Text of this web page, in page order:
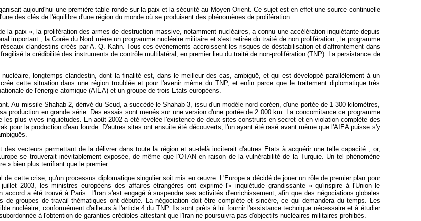
aujourd'hui une première table ronde sur la paix et la sécurité au Moyen-Orient. Ce sujet est en effet une source continuelle
des clés de l'équilibre d'une région du monde où se produisent des phénomènes de prolifération.
la paix », la prolifération des armes de destruction massive, notamment nucléaires, a connu une accélération inquiétante depuis
important ; la Corée du Nord mène un programme nucléaire militaire et s'est retirée du traité de non prolifération ; le programme
clandestins créés par A. Q. Kahn. Tous ces événements accroissent les risques de déstabilisation et d'affrontement dans
la crédibilité des instruments de contrôle multilatéral, en premier lieu du traité de non-prolifération (TNP). La persistance de
longtemps clandestin, dont la finalité est, dans le meilleur des cas, ambiguë, et qui est développé parallèlement à un
cette situation dans une région troublée et pour l'avenir même du TNP, et enfin parce que le traitement diplomatique très
de l'énergie atomique (AIEA) et un groupe de trois Etats européens.
Au missile Shahab-2, dérivé du Scud, a succédé le Shahab-3, issu d'un modèle nord-coréen, d'une portée de 1 300 kilomètres,
production en grande série. Des essais sont menés sur une version d'une portée de 2 000 km. La concomitance ce programme
plus vives inquiétudes. En août 2002 a été révélée l'existence de deux sites construits en secret et en violation complète des
pour la production d'eau lourde. D'autres sites ont ensuite été découverts, l'un ayant été rasé avant même que l'AIEA puisse s'y
vecteurs permettant de la délivrer dans toute la région et au-delà inciterait d'autres Etats à acquérir une telle capacité ; or,
se trouverait inévitablement exposée, de même que l'OTAN en raison de la vulnérabilité de la Turquie. Un tel phénomène
» bien plus terrifiant que le premier.
de cette crise, qu'un processus diplomatique singulier soit mis en œuvre. L'Europe a décidé de jouer un rôle de premier plan pour
2003, les ministres européens des affaires étrangères ont exprimé l'« inquiétude grandissante » qu'inspire à l'Union le
accord a été trouvé à Paris : l'Iran s'est engagé à suspendre ses activités d'enrichissement, afin que des négociations globales
groupes de travail thématiques ont débuté. La négociation doit être complète et sincère, ce qui demandera du temps. Les
nucléaire, conformément d'ailleurs à l'article 4 du TNP. Ils sont prêts à lui fournir l'assistance technique nécessaire et à étudier
à l'obtention de garanties crédibles attestant que l'Iran ne poursuivra pas d'objectifs nucléaires militaires prohibés.